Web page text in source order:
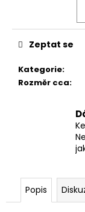
Kategorie:
Rozměr cca:
Zeptat se
Popis